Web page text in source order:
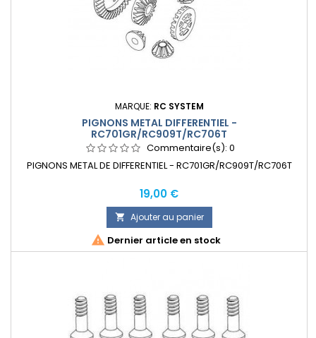
MARQUE: RC SYSTEM
PIGNONS METAL DIFFERENTIEL -
RC701GR/RC909T/RC706T
Commentaire(s): 0
PIGNONS METAL DE DIFFERENTIEL - RC701GR/RC909T/RC706T
Prix
19,00 €
 Ajouter au panier
 Dernier article en stock